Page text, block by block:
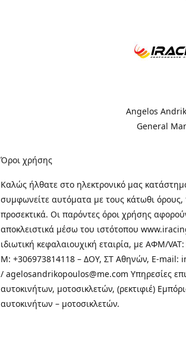
Angelos
General
Όροι χρήσης
Καλώς ήλθατε στo ηλεκτρονικό μας
συμφωνείτε αυτόματα με τους κάτωθι όρους,
προσεκτικά. Οι παρόντες όροι χρήσης
αποκλειστικά μέσω του ιστότοπου
ιδιωτική κεφαλαιουχική εταιρία, με ΑΦΜ/
M: +306973814118 – ΔΟΥ, ΣΤ Αθηνών, E-mail:
/ agelosandrikopoulos@me.com Υπηρεσίες
αυτοκινήτων, μοτοσικλετών, (ρεκτιφιέ)
αυτοκινήτων – μοτοσικλετών.